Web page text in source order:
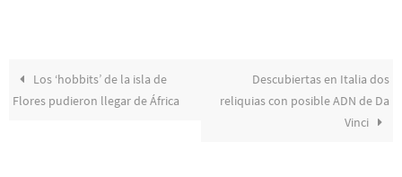
Los ‘hobbits’ de la isla de
Flores pudieron llegar de África
Descubiertas en Italia dos
reliquias con posible ADN de Da
Vinci